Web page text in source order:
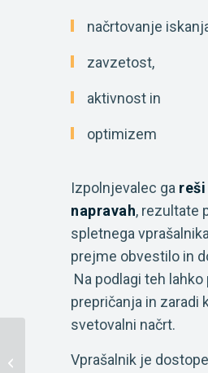
načrtovanje
zavzetost,
aktivnost in
optimizem
Izpolnjevalec ga
napravah, rezultate
spletnega vprašalnika
prejme obvestilo in
Na podlagi teh
prepričanja in zaradi
svetovalni načrt.
Vprašalnik je
Brezplačna tiskana